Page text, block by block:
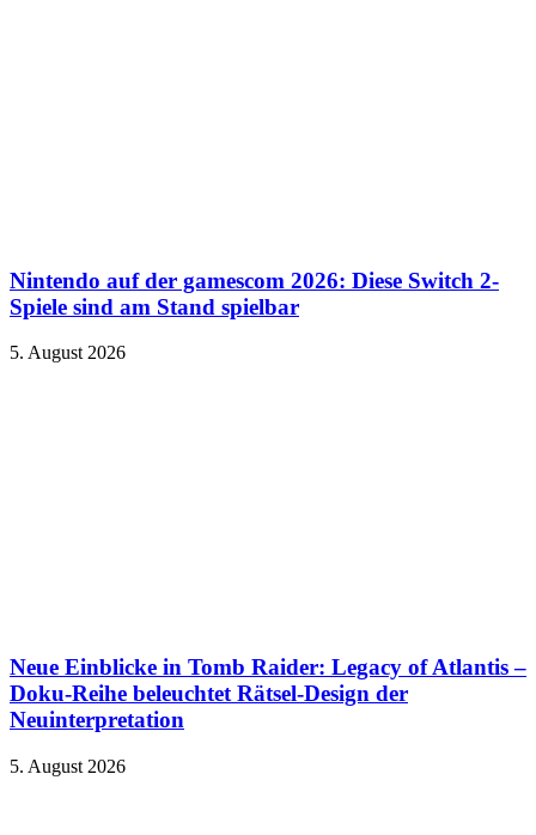
Nintendo auf der gamescom 2026: Diese Switch 2-
Spiele sind am Stand spielbar
5. August 2026
Neue Einblicke in Tomb Raider: Legacy of Atlantis –
Doku-Reihe beleuchtet Rätsel-Design der
Neuinterpretation
5. August 2026